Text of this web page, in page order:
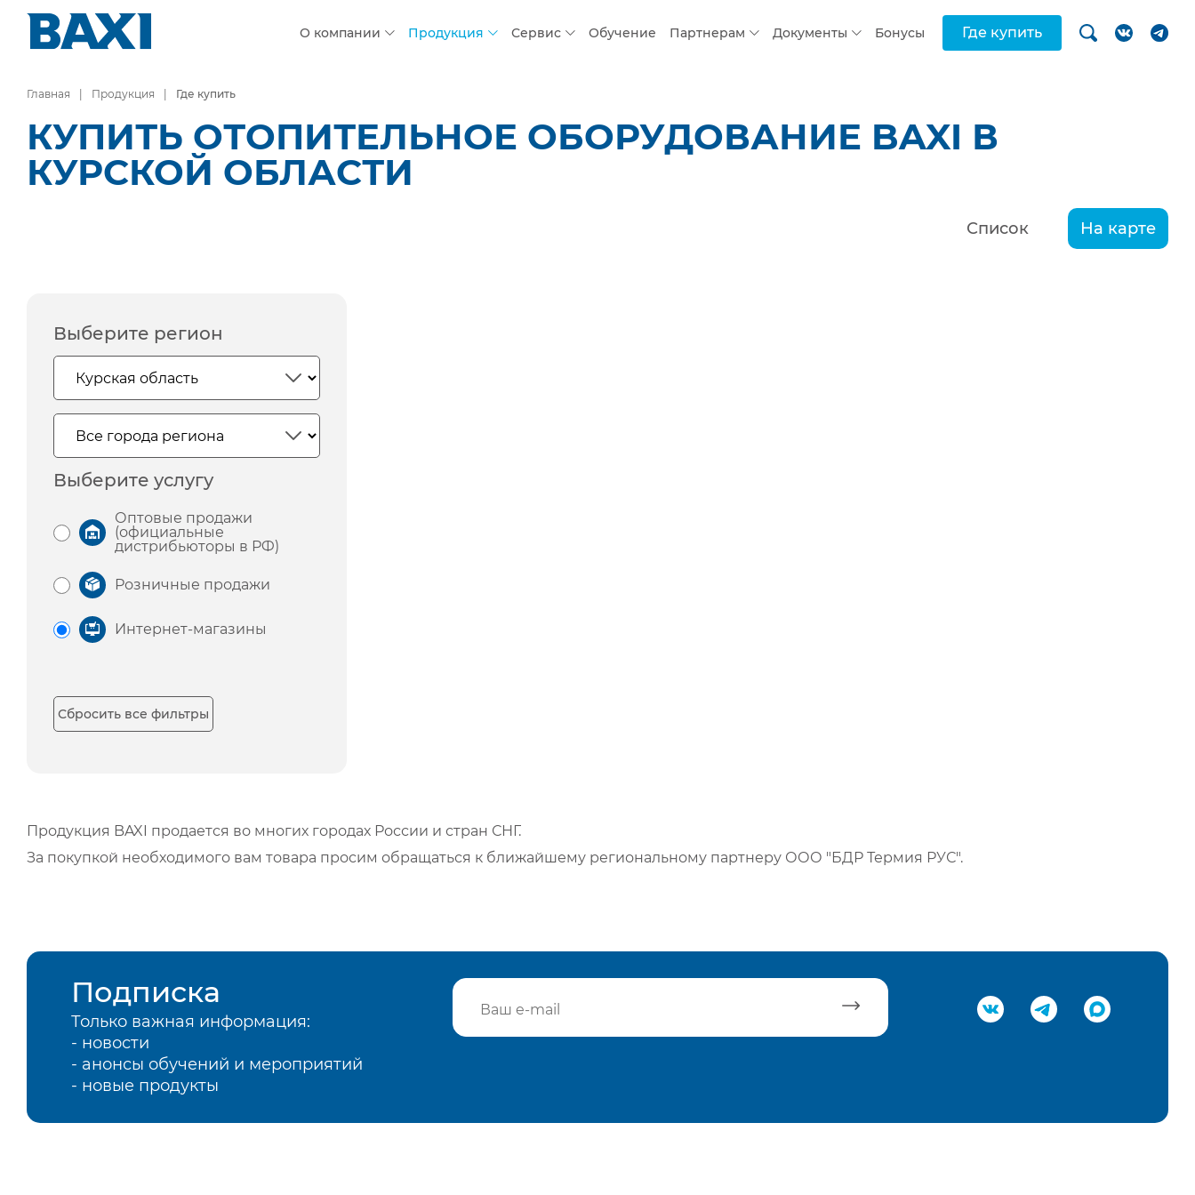
О компании Продукция Сервис Обучение Партнерам Документы Бонусы Где купить
Главная Продукция Где купить
КУПИТЬ ОТОПИТЕЛЬНОЕ ОБОРУДОВАНИЕ BAXI В
КУРСКОЙ ОБЛАСТИ
Список На карте
Выберите регион
Выберите услугу
Оптовые продажи
(официальные
дистрибьюторы в РФ)
Розничные продажи
Интернет-магазины
Сбросить все фильтры
Продукция BAXI продается во многих городах России и стран СНГ.
За покупкой необходимого вам товара просим обращаться к ближайшему региональному партнеру ООО "БДР Термия РУС".
Подписка
Только важная информация:
- новости
- анонсы обучений и мероприятий
- новые продукты